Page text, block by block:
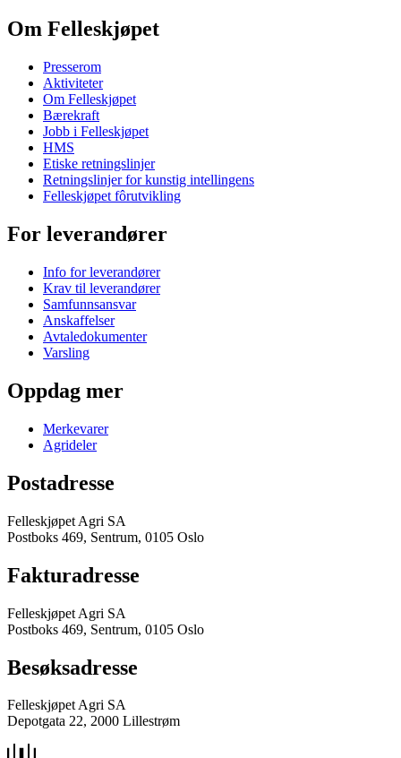
Om Felleskjøpet
Presserom
Aktiviteter
Om Felleskjøpet
Bærekraft
Jobb i Felleskjøpet
HMS
Etiske retningslinjer
Retningslinjer for kunstig intellingens
Felleskjøpet fôrutvikling
For leverandører
Info for leverandører
Krav til leverandører
Samfunnsansvar
Anskaffelser
Avtaledokumenter
Varsling
Oppdag mer
Merkevarer
Agrideler
Postadresse
Felleskjøpet Agri SA
Postboks 469, Sentrum, 0105 Oslo
Fakturadresse
Felleskjøpet Agri SA
Postboks 469, Sentrum, 0105 Oslo
Besøksadresse
Felleskjøpet Agri SA
Depotgata 22, 2000 Lillestrøm